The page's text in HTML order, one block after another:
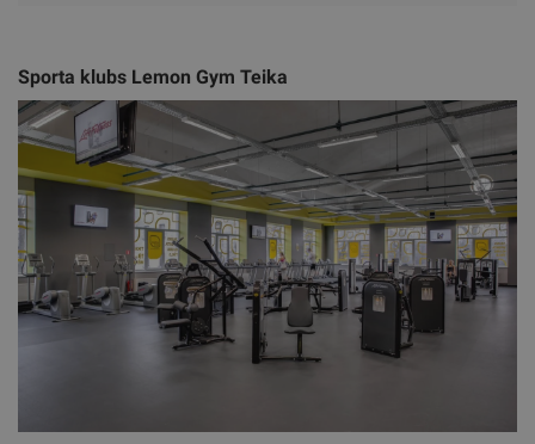
Sporta klubs Lemon Gym Teika